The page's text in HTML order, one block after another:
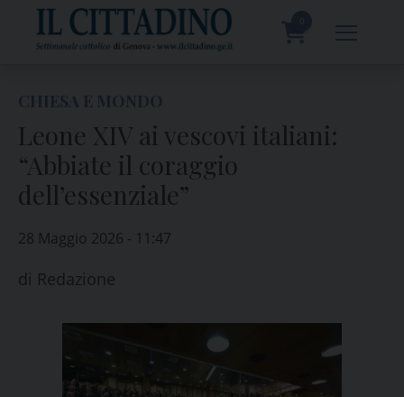
content
Leone XIV ai vescovi italiani:
“Abbiate il coraggio
dell’essenziale”
28 Maggio 2026 - 11:47
di Redazione